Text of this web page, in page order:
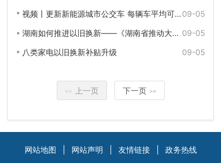
09-05
视频丨更新新能源城市公交车 每辆车平均可补贴8万元
09-05
湖南如何推进以旧换新——《湖南省推动大规模设备更新和消费品以旧换新实施方案》解读
09-05
八类家电以旧换新补贴升级
<< 上一页 下一页 >>
网站地图 网站声明 友情链接 政务热线